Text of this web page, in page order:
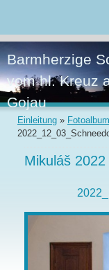
Barmherzige
vom hl. Kreuz
Gojau
Einleitung » Fotoalbum
Mikuláš 2022